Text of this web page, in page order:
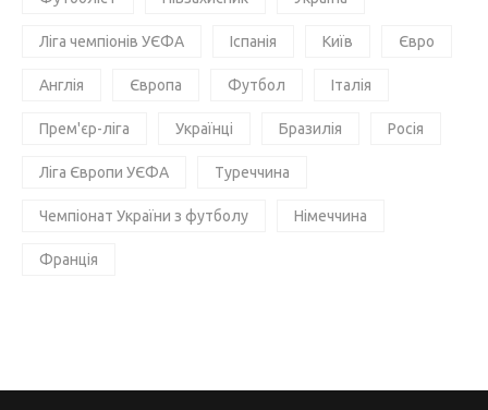
Ліга чемпіонів УЄФА Іспанія Київ Євро
Англія Європа Футбол Італія
Прем'єр-ліга Українці Бразилія Росія
Ліга Європи УЄФА Туреччина
Чемпіонат України з футболу Німеччина
Франція